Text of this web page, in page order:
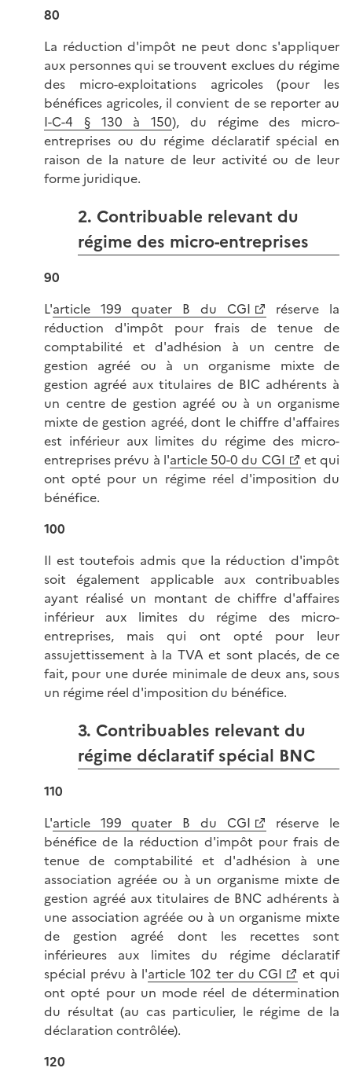
80
La réduction d'impôt ne peut donc s'appliquer
aux personnes qui se trouvent exclues du régime
des micro-exploitations agricoles (pour les
bénéfices agricoles, il convient de se reporter au
I-C-4 § 130 à 150), du régime des micro-
entreprises ou du régime déclaratif spécial en
raison de la nature de leur activité ou de leur
forme juridique.
2. Contribuable relevant du
régime des micro-entreprises
90
L'article 199 quater B du CGI
réserve la
réduction d'impôt pour frais de tenue de
comptabilité et d'adhésion à un centre de
gestion agréé ou à un organisme mixte de
gestion agréé aux titulaires de BIC adhérents à
un centre de gestion agréé ou à un organisme
mixte de gestion agréé, dont le chiffre d'affaires
est inférieur aux limites du régime des micro-
entreprises prévu à l'article 50-0 du CGI
et qui
ont opté pour un régime réel d'imposition du
bénéfice.
100
Il est toutefois admis que la réduction d'impôt
soit également applicable aux contribuables
ayant réalisé un montant de chiffre d'affaires
inférieur aux limites du régime des micro-
entreprises, mais qui ont opté pour leur
assujettissement à la TVA et sont placés, de ce
fait, pour une durée minimale de deux ans, sous
un régime réel d'imposition du bénéfice.
3. Contribuables relevant du
régime déclaratif spécial BNC
110
L'article 199 quater B du CGI
réserve le
bénéfice de la réduction d'impôt pour frais de
tenue de comptabilité et d'adhésion à une
association agréée ou à un organisme mixte de
gestion agréé aux titulaires de BNC adhérents à
une association agréée ou à un organisme mixte
de gestion agréé dont les recettes sont
inférieures aux limites du régime déclaratif
spécial prévu à l'article 102 ter du CGI
et qui
ont opté pour un mode réel de détermination
du résultat (au cas particulier, le régime de la
déclaration contrôlée).
120